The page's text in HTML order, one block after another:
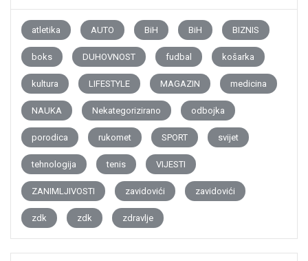
atletika AUTO BiH BiH BIZNIS
boks DUHOVNOST fudbal košarka
kultura LIFESTYLE MAGAZIN medicina
NAUKA Nekategorizirano odbojka
porodica rukomet SPORT svijet
tehnologija tenis VIJESTI
ZANIMLJIVOSTI zavidovići zavidovići
zdk zdk zdravlje